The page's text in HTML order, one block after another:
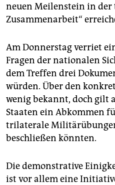
neuen Meilenstein in
Zusammenarbeit“
Am Donnerstag verriet
Fragen der nationalen
dem Treffen drei
würden. Über den
wenig bekannt, doch gilt
Staaten ein Abkommen
trilaterale
beschließen könnten.
Die demonstrative
ist vor allem eine